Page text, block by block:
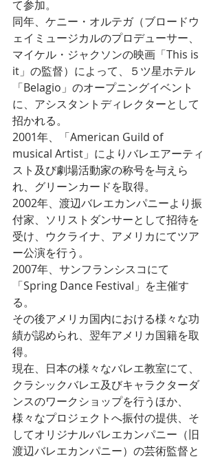
て参加。
同年、ケニー・オルテガ（ブロードウ
ェイミュージカルのプロデューサー、
マイケル・ジャクソンの映画「This is
it」の監督）によって、５ツ星ホテル
「Belagio」のオープニングイベント
に、アシスタントディレクターとして
招かれる。
2001年、「American Guild of
musical Artist」によりバレエアーティ
スト及び劇場活動家の称号を与えら
れ、グリーンカードを取得。
2002年、渡辺バレエカンパニーより振
付家、ソリストダンサーとして招待を
受け、ウクライナ、アメリカにてツア
ー公演を行う。
2007年、サンフランシスコにて
「Spring Dance Festival」を主催す
る。
その後アメリカ国内における様々な功
績が認められ、翌年アメリカ国籍を取
得。
現在、日本の様々なバレエ教室にて、
クラシックバレエ及びキャラクターダ
ンスのワークショップを行うほか、
様々なプロジェクトへ振付の提供、そ
してオリジナルバレエカンパニー（旧
渡辺バレエカンパニー）の芸術監督と